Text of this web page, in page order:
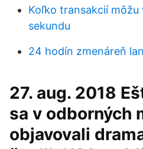
Koľko transakcií
sekundu
24 hodín zmenáreň
27. aug. 2018
sa v odborných
objavovali